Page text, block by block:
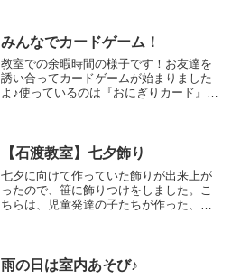
みんなでカードゲーム！
教室での余暇時間の様子です！お友達を
誘い合ってカードゲームが始まりました
よ♪使っているのは『おにぎりカード』で
が出るのか盛り上がっ...
【石渡教室】七夕飾り
七夕に向けて作っていた飾りが出来上が
ったので、笹に飾りつけをしました。こ
ちらは、児童発達の子たちが作った、
た。１つ１つをのりでくっつけ...
雨の日は室内あそび♪